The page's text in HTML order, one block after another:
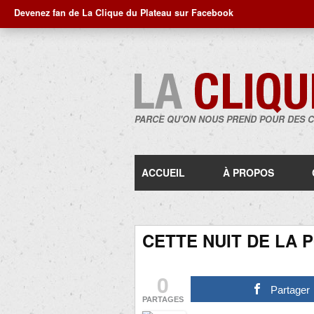
Devenez fan de La Clique du Plateau sur Facebook
PARCE QU'ON NOUS PREND POUR DES
ACCUEIL À PROPOS
CETTE NUIT DE LA
0
PARTAGES
Partager